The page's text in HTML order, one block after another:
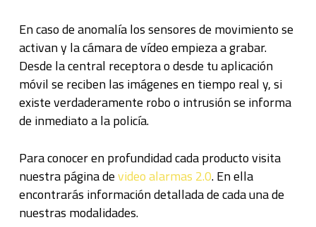
En caso de anomalía los sensores de movimiento se
activan y la cámara de vídeo empieza a grabar.
Desde la central receptora o desde tu aplicación
móvil se reciben las imágenes en tiempo real y, si
existe verdaderamente robo o intrusión se informa
de inmediato a la policía.
Para conocer en profundidad cada producto visita
nuestra página devideo alarmas 2.0. En ella
encontrarás información detallada de cada una de
nuestras modalidades.